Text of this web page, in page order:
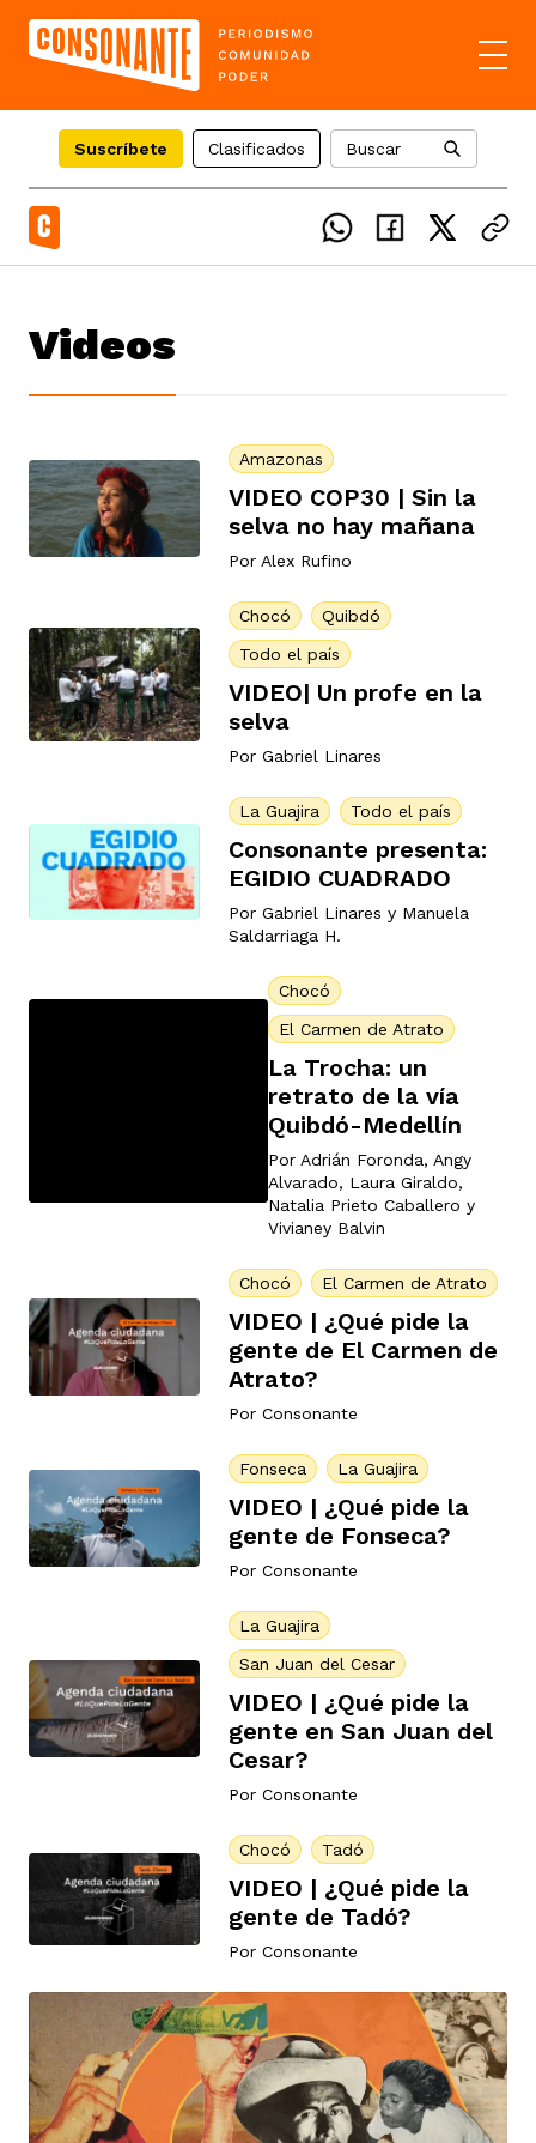
Suscríbete Clasificados Buscar
Videos
Amazonas
VIDEO COP30 | Sin la
selva no hay mañana
Por Alex Rufino
Chocó
Quibdó
Todo el país
VIDEO| Un profe en la
selva
Por Gabriel Linares
La Guajira Todo el país
Consonante presenta:
EGIDIO CUADRADO
Por Gabriel Linares y Manuela
Saldarriaga H.
Chocó
El Carmen de Atrato
La Trocha: un
retrato de la vía
Quibdó-Medellín
Por Adrián Foronda, Angy
Alvarado, Laura Giraldo,
Natalia Prieto Caballero y
Vivianey Balvin
Chocó El Carmen de Atrato
VIDEO | ¿Qué pide la
gente de El Carmen de
Atrato?
Por Consonante
Fonseca La Guajira
VIDEO | ¿Qué pide la
gente de Fonseca?
Por Consonante
La Guajira
San Juan del Cesar
VIDEO | ¿Qué pide la
gente en San Juan del
Cesar?
Por Consonante
Chocó Tadó
VIDEO | ¿Qué pide la
gente de Tadó?
Por Consonante
país
del Caguán
de Atrato
étnicos
armado
2023
país
Codazzi
Baja
Consonante
fórmula
principios
periodistas locales
nuestro contenido